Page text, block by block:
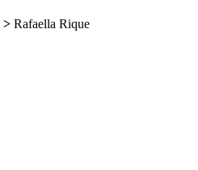
> Rafaella Rique